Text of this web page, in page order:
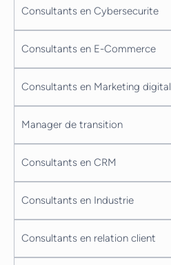
Consultants en Cybersecurite
Consultants en E-Commerce
Consultants en Marketing digital
Manager de transition
Consultants en CRM
Consultants en Industrie
Consultants en relation client